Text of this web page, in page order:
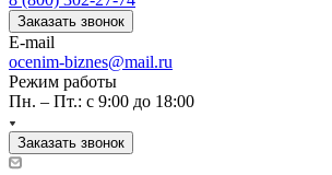
Заказать звонок
E-mail
ocenim-biznes@mail.ru
Режим работы
Пн. – Пт.: с 9:00 до 18:00
Заказать звонок
Кандалакша
Канск
Карачев
Карпинск
Касли
Каспийск
Кашира